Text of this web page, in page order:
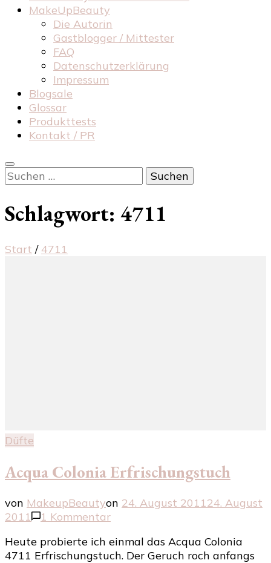
MakeUpBeauty
Die Autorin
Gastblogger / Mittester
FAQ
Datenschutzerklärung
Impressum
Blogsale
Glossar
Produkttests
Kontakt / PR
Suchen
nach:
Schlagwort: 4711
Start / 4711
Düfte
Acqua Colonia Erfrischungstuch
von MakeupBeautyon 24. August 201124. August
2011
1 Kommentarzu
Colonia
Erfrischungstuch
Heute probierte ich einmal das Acqua Colonia
4711 Erfrischungstuch. Der Geruch roch anfangs